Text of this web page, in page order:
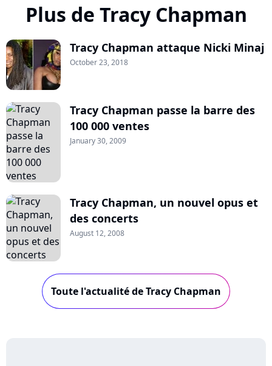
Plus de Tracy Chapman
Tracy Chapman attaque Nicki Minaj
October 23, 2018
Tracy Chapman passe la barre des
100 000 ventes
January 30, 2009
Tracy Chapman, un nouvel opus et
des concerts
August 12, 2008
Toute l'actualité de Tracy Chapman